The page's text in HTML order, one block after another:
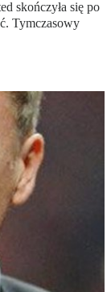
skończyła się po
Tymczasowy